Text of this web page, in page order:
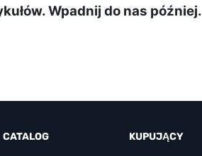
Wpadnij do nas później.
CATALOG KUPUJĄCY